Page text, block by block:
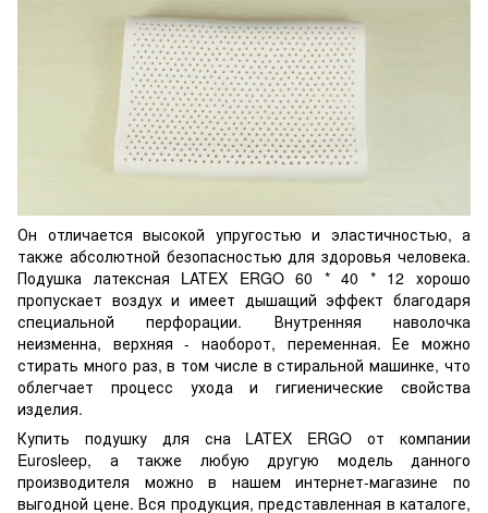
Он отличается высокой упругостью и эластичностью, а
также абсолютной безопасностью для здоровья человека.
Подушка латексная LATEX ERGO 60 * 40 * 12 хорошо
пропускает воздух и имеет дышащий эффект благодаря
специальной перфорации. Внутренняя наволочка
неизменна, верхняя - наоборот, переменная. Ее можно
стирать много раз, в том числе в стиральной машинке, что
облегчает процесс ухода и гигиенические свойства
изделия.
Купить подушку для сна LATEX ERGO от компании
Eurosleep, а также любую другую модель данного
производителя можно в нашем интернет-магазине по
выгодной цене. Вся продукция, представленная в каталоге,